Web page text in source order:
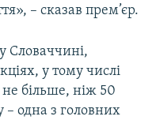
– сказав прем’єр.
Словаччині,
у тому числі
більше, ніж 50
одна з головних